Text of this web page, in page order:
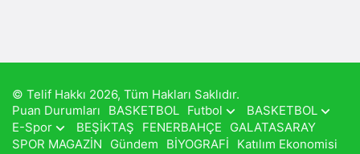
© Telif Hakkı 2026, Tüm Hakları Saklıdır.
Puan Durumları
BASKETBOL Futbol
BASKETBOL
E-Spor
BEŞİKTAŞ FENERBAHÇE
GALATASARAY
SPOR MAGAZİN
Gündem BİYOGRAFİ
Katılım Ekonomisi